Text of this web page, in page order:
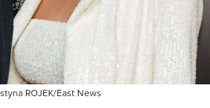
ROJEK/East News